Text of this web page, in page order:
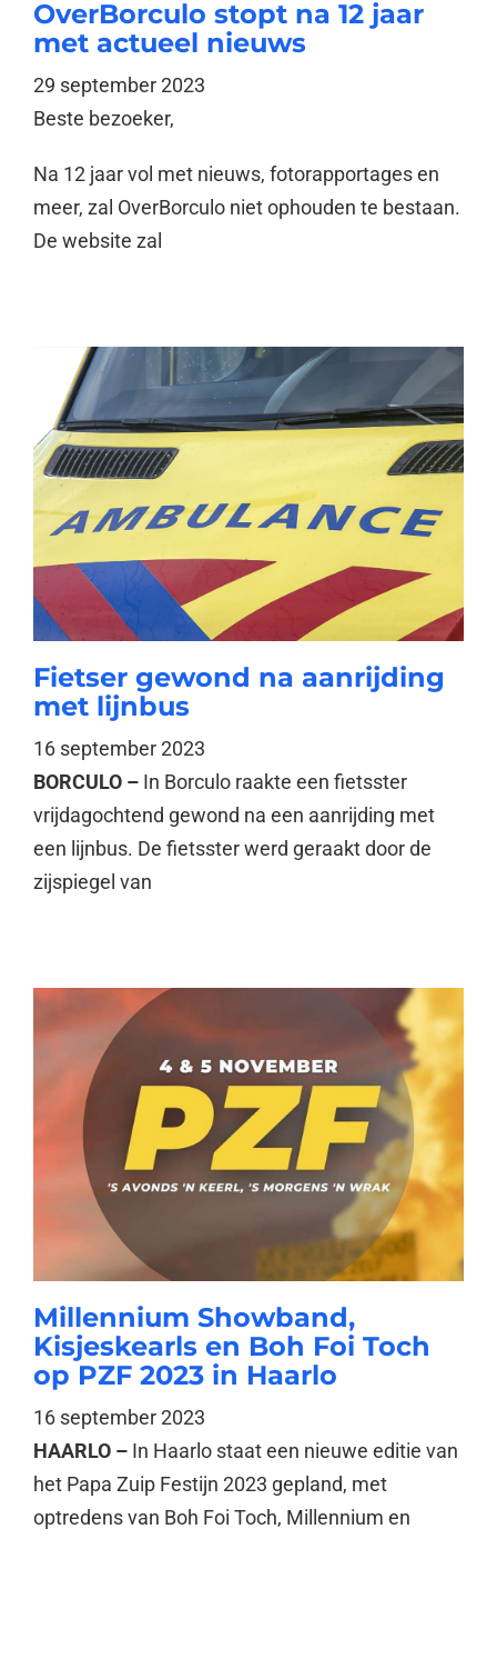
OverBorculo stopt na 12 jaar
met actueel nieuws
29 september 2023
Beste bezoeker,
Na 12 jaar vol met nieuws, fotorapportages en
meer, zal OverBorculo niet ophouden te bestaan.
De website zal
Fietser gewond na aanrijding
met lijnbus
16 september 2023
BORCULO – In Borculo raakte een fietsster
vrijdagochtend gewond na een aanrijding met
een lijnbus. De fietsster werd geraakt door de
zijspiegel van
Millennium Showband,
Kisjeskearls en Boh Foi Toch
op PZF 2023 in Haarlo
16 september 2023
HAARLO – In Haarlo staat een nieuwe editie van
het Papa Zuip Festijn 2023 gepland, met
optredens van Boh Foi Toch, Millennium en